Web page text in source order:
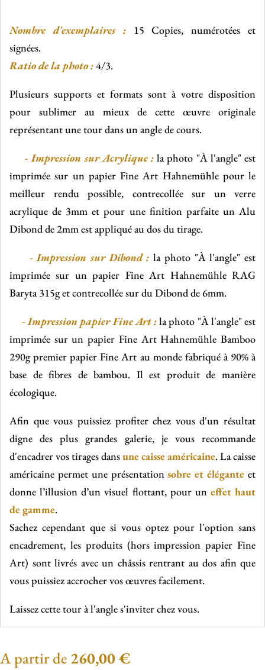
Nombre d'exemplaires : 15 Copies, numérotées et
signées.
Ratio de la photo :4/3.
Plusieurs supports et formats sont à votre disposition
pour sublimer au mieux de cette œuvre originale
représentant une tour dans un angle de cours.
-Impression sur Acrylique :la photo "À l'angle" est
imprimée sur un papier Fine Art Hahnemühle pour le
meilleur rendu possible, contrecollée sur un verre
acrylique de 3mm et pour une finition parfaite un Alu
Dibond de 2mm est appliqué au dos du tirage.
- Impression sur Dibond : la photo "À l'angle" est
imprimée sur un papier Fine Art Hahnemühle RAG
Baryta 315g et contrecollée sur du Dibond de 6mm.
- Impression papier Fine Art :la photo "À l'angle" est
imprimée sur un papier Fine Art Hahnemühle Bamboo
290gpremier papier Fine Art au monde fabriqué à 90% à
base de fibres de bambou. Il est produit de manière
écologique.
Afin que vous puissiez profiter chez vous d'un résultat
digne des plus grandes galerie, je vous recommande
d'encadrer vos tirages dansune caisse américaine. La caisse
américaine permet une présentationsobre et élégante et
donne l’illusion d’un visuel flottant, pour un effet haut
de gamme.
Sachez cependant que si vous optez pour l'option sans
encadrement, les produits (hors impression papier Fine
Art) sont livrés avec un châssis rentrant au dos afin que
vous puissiez accrocher vos œuvres facilement.
Laissez cette tour à l'angle s'inviter chez vous.
A partir de 260,00€